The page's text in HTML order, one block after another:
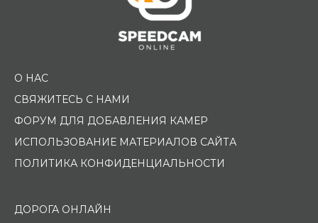
О НАС
СВЯЖИТЕСЬ С НАМИ
ФОРУМ ДЛЯ ДОБАВЛЕНИЯ КАМЕР
ИСПОЛЬЗОВАНИЕ МАТЕРИАЛОВ САЙТА
ПОЛИТИКА КОНФИДЕНЦИАЛЬНОСТИ
ДОРОГА ОНЛАЙН